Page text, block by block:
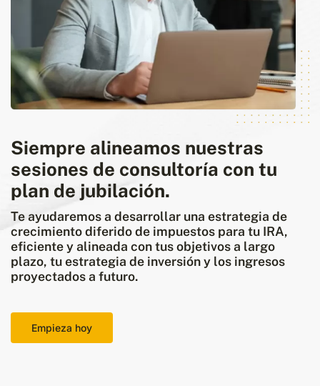
Siempre alineamos nuestras
sesiones de consultoría con tu
plan de jubilación.
Te ayudaremos a desarrollar una estrategia de
crecimiento diferido de impuestos para tu IRA,
eficiente y alineada con tus objetivos a largo
plazo, tu estrategia de inversión y los ingresos
proyectados a futuro.
Empieza hoy